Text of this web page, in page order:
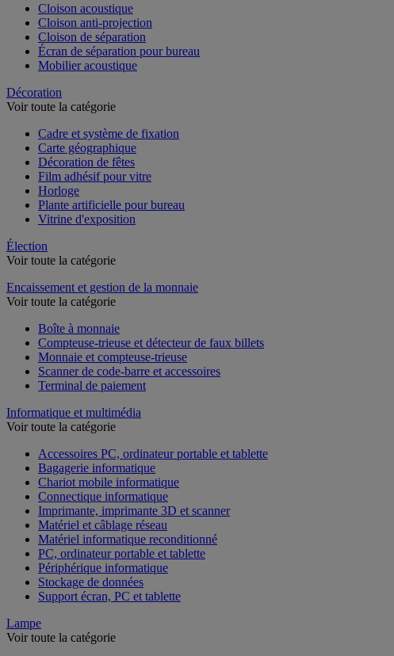
Cloison acoustique
Cloison anti-projection
Cloison de séparation
Écran de séparation pour bureau
Mobilier acoustique
Décoration
Voir toute la catégorie
Cadre et système de fixation
Carte géographique
Décoration de fêtes
Film adhésif pour vitre
Horloge
Plante artificielle pour bureau
Vitrine d'exposition
Élection
Voir toute la catégorie
Encaissement et gestion de la monnaie
Voir toute la catégorie
Boîte à monnaie
Compteuse-trieuse et détecteur de faux billets
Monnaie et compteuse-trieuse
Scanner de code-barre et accessoires
Terminal de paiement
Informatique et multimédia
Voir toute la catégorie
Accessoires PC, ordinateur portable et tablette
Bagagerie informatique
Chariot mobile informatique
Connectique informatique
Imprimante, imprimante 3D et scanner
Matériel et câblage réseau
Matériel informatique reconditionné
PC, ordinateur portable et tablette
Périphérique informatique
Stockage de données
Support écran, PC et tablette
Lampe
Voir toute la catégorie